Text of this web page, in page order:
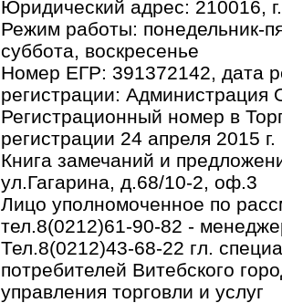
Юридический адрес: 210016,
Режим работы: понедельник-
суббота, воскресенье
Номер ЕГР: 391372142, дата
регистрации: Администрация
Регистрационный номер в
регистрации 24 апреля 2015 г.
Книга замечаний и
ул.Гагарина, д.68/10-2, оф.3
Лицо уполномоченное по
тел.8(0212)61-90-82 -
Тел.8(0212)43-68-22 гл.
потребителей Витебского
управления торговли и услуг